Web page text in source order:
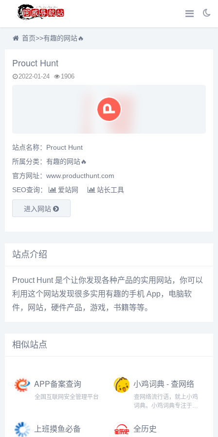
首页>>有趣的网站🔥
Prouct Hunt
2022-01-24 1906
站点名称：Prouct Hunt
所属分类： 有趣的网站🔥
官方网址：www.producthunt.com
SEO查询：
爱站网 站长工具
进入网站
站点介绍
Prouct Hunt 是个让你发现各种产品的实用网站，你可以
利用这个网站发现很多实用有趣的手机 App，电脑软
件，网站，硬件产品，游戏，书籍等等。
相似站点
APP备案查询
全国互联网安全管理平台
小鸡词典 - 查网络
流行语，就上小
鸡词典
查网络流行语，就上小鸡
词典。小鸡词典专注于网
以最快的速度在全网捕捉
当下的网络热词。以简单
上班摸鱼必备
全历史